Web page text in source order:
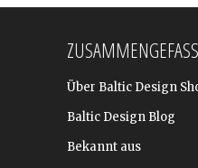
Über Baltic Design
Baltic Design Blog
Bekannt aus